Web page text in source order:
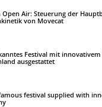
Open Air: Steuerung der
von Movecat
Festival mit
ausgestattet
festival supplied with